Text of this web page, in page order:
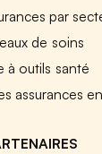
par
de soins
à outils santé
assurances